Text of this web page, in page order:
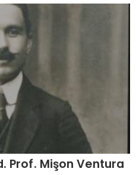
Hukuku’ ve Ord. Prof. Mişon Ventura